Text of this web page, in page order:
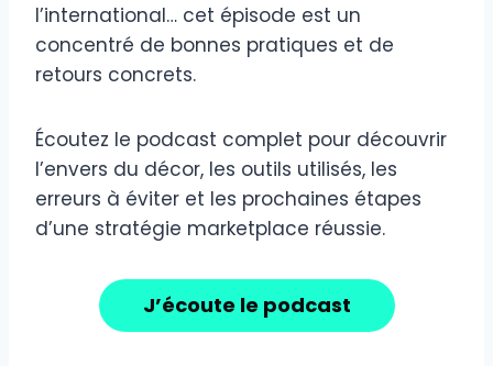
l’international… cet épisode est un
concentré de bonnes pratiques et de
retours concrets.
Écoutez le podcast complet pour découvrir
l’envers du décor, les outils utilisés, les
erreurs à éviter et les prochaines étapes
d’une stratégie marketplace réussie.
J’écoute le podcast